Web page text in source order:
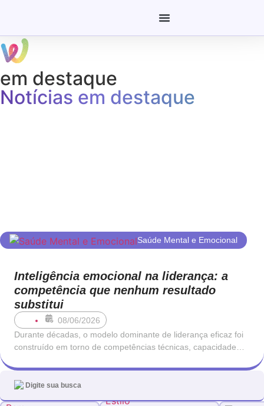
em destaque
Notícias em destaque
Saúde Mental e Emocional
Inteligência emocional na liderança: a
competência que nenhum resultado
substitui
08/06/2026
Durante décadas, o modelo dominante de liderança eficaz foi
construído em torno de competências técnicas, capacidade
antes de mais, alguém que sabia o que estava a fazer: que
conhecia o negócio, que entendia os números e que tomava